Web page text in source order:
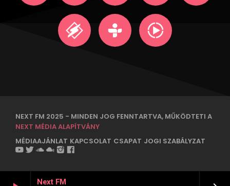
Next FM
NEXT FM 2025 - MINDEN JOG FENNTARTVA, MŰKÖDTETI A
NEXT MÉDIA ALAPÍTVÁNY
MÉDIAAJÁNLAT KAPCSOLAT CSAPAT JOGI SZABÁLYZAT